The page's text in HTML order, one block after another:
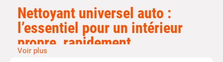
Nettoyant universel auto :
l’essentiel pour un intérieur
propre, rapidement
Voir plus